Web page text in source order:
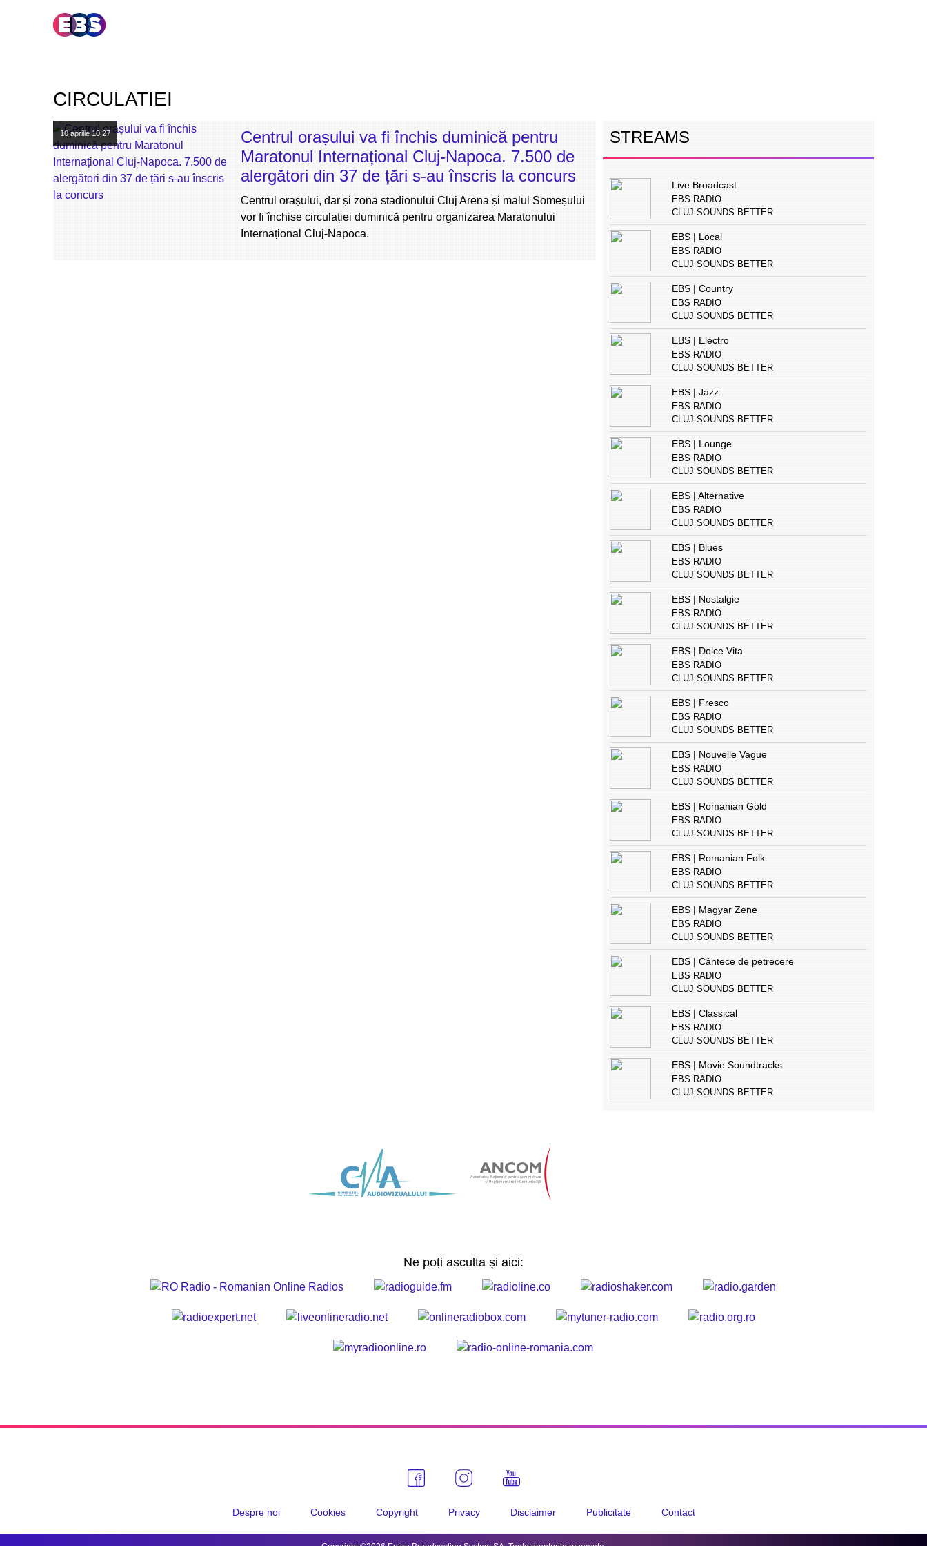
CIRCULATIEI
10 aprilie 10:27
Centrul orașului va fi închis duminică pentru
Maratonul Internațional Cluj-Napoca. 7.500 de
alergători din 37 de țări s-au înscris la concurs
Centrul orașului, dar și zona stadionului Cluj Arena și malul Someșului
vor fi închise circulației duminică pentru organizarea Maratonului
Internațional Cluj-Napoca.
STREAMS
Live Broadcast
EBS RADIO
CLUJ SOUNDS BETTER
EBS | Local
EBS RADIO
CLUJ SOUNDS BETTER
EBS | Country
EBS RADIO
CLUJ SOUNDS BETTER
EBS | Electro
EBS RADIO
CLUJ SOUNDS BETTER
EBS | Jazz
EBS RADIO
CLUJ SOUNDS BETTER
EBS | Lounge
EBS RADIO
CLUJ SOUNDS BETTER
EBS | Alternative
EBS RADIO
CLUJ SOUNDS BETTER
EBS | Blues
EBS RADIO
CLUJ SOUNDS BETTER
EBS | Nostalgie
EBS RADIO
CLUJ SOUNDS BETTER
EBS | Dolce Vita
EBS RADIO
CLUJ SOUNDS BETTER
EBS | Fresco
EBS RADIO
CLUJ SOUNDS BETTER
EBS | Nouvelle Vague
EBS RADIO
CLUJ SOUNDS BETTER
EBS | Romanian Gold
EBS RADIO
CLUJ SOUNDS BETTER
EBS | Romanian Folk
EBS RADIO
CLUJ SOUNDS BETTER
EBS | Magyar Zene
EBS RADIO
CLUJ SOUNDS BETTER
EBS | Cântece de petrecere
EBS RADIO
CLUJ SOUNDS BETTER
EBS | Classical
EBS RADIO
CLUJ SOUNDS BETTER
EBS | Movie Soundtracks
EBS RADIO
CLUJ SOUNDS BETTER
Ne poți asculta și aici:
Despre noi Cookies Copyright Privacy Disclaimer Publicitate Contact